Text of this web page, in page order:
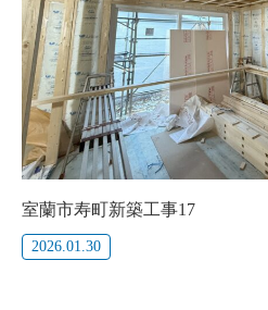
室蘭市寿町新築工事17
2026.01.30